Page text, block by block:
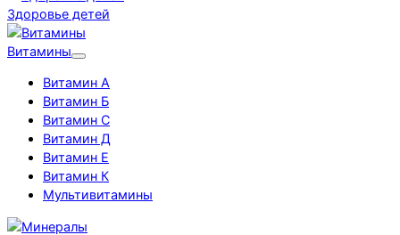
Здоровье детей
Витамины
Витамин А
Витамин Б
Витамин С
Витамин Д
Витамин Е
Витамин К
Мультивитамины